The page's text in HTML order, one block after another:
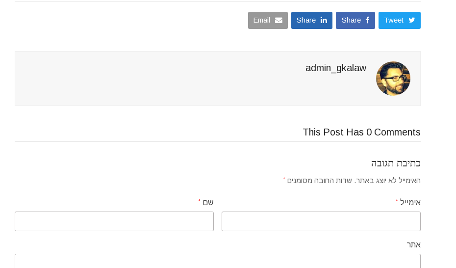
Tweet
Share
Share
Email
admin_gkalaw
This Post Has 0 Comments
כתיבת תגובה
האימייל לא יוצג באתר. שדות החובה מסומנים *
שם* אימייל *
אתר